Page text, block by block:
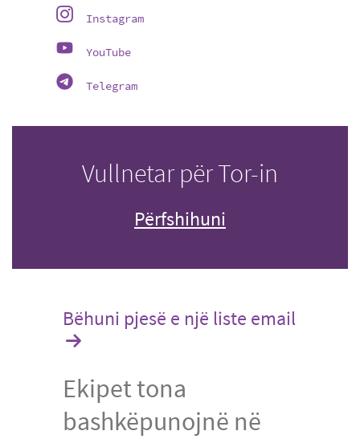
Instagram
YouTube
Telegram
Vullnetar për Tor-in
Përfshihuni
Bëhuni pjesë e një liste email
Ekipet tona
bashkëpunojnë në